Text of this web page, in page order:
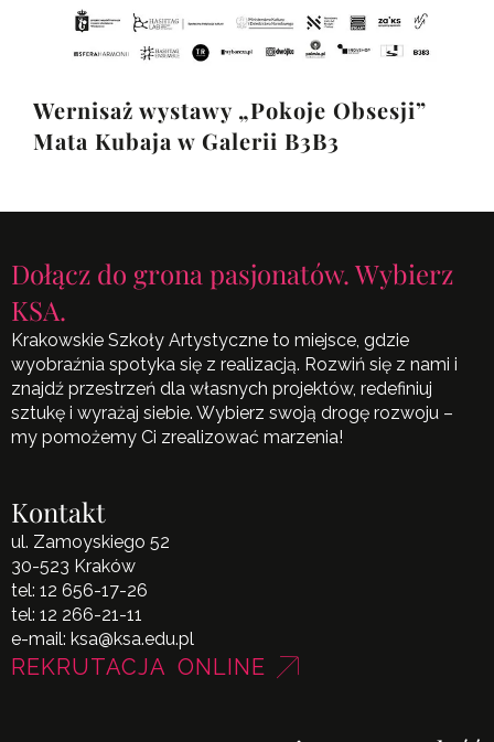
Wernisaż wystawy „Pokoje Obsesji”
Mata Kubaja w Galerii B3B3
Dołącz do grona pasjonatów. Wybierz
KSA.
Krakowskie Szkoły Artystyczne to miejsce, gdzie
wyobraźnia spotyka się z realizacją. Rozwiń się z nami i
znajdź przestrzeń dla własnych projektów, redefiniuj
sztukę i wyrażaj siebie. Wybierz swoją drogę rozwoju –
my pomożemy Ci zrealizować marzenia!
Kontakt
ul. Zamoyskiego 52
30-523 Kraków
tel: 12 656-17-26
tel: 12 266-21-11
e-mail: ksa@ksa.edu.pl
REKRUTACJA ONLINE